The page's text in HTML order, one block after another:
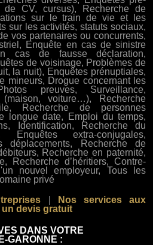
de CV, cursus), Recherche de
sur le train de vie et les
sur les activités, statuts sociaux,
vos partenaires ou concurrents,
Enquête en cas de sinistre
cas de fausse déclaration,
de voisinage, Problèmes de
la nuit), Enquêtes prénuptiales,
mineurs, Drogue concernant les
preuves, Surveillance,
voiture…), Recherche
Recherche de personnes
longue date, Emploi du temps,
Identification, Recherche du
Enquêtes extra-conjugales,
Recherche de
Recherche en paternité,
Recherche d’héritiers, Contre-
nouvel employeur, Tous les
privé
Nos services aux
un devis gratuit
DANS VOTRE
GARONNE :